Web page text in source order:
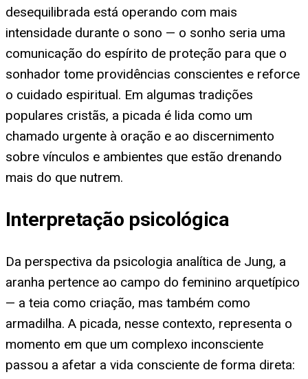
desequilibrada está operando com mais
intensidade durante o sono — o sonho seria uma
comunicação do espírito de proteção para que o
sonhador tome providências conscientes e reforce
o cuidado espiritual. Em algumas tradições
populares cristãs, a picada é lida como um
chamado urgente à oração e ao discernimento
sobre vínculos e ambientes que estão drenando
mais do que nutrem.
Interpretação psicológica
Da perspectiva da psicologia analítica de Jung, a
aranha pertence ao campo do feminino arquetípico
— a teia como criação, mas também como
armadilha. A picada, nesse contexto, representa o
momento em que um complexo inconsciente
passou a afetar a vida consciente de forma direta: